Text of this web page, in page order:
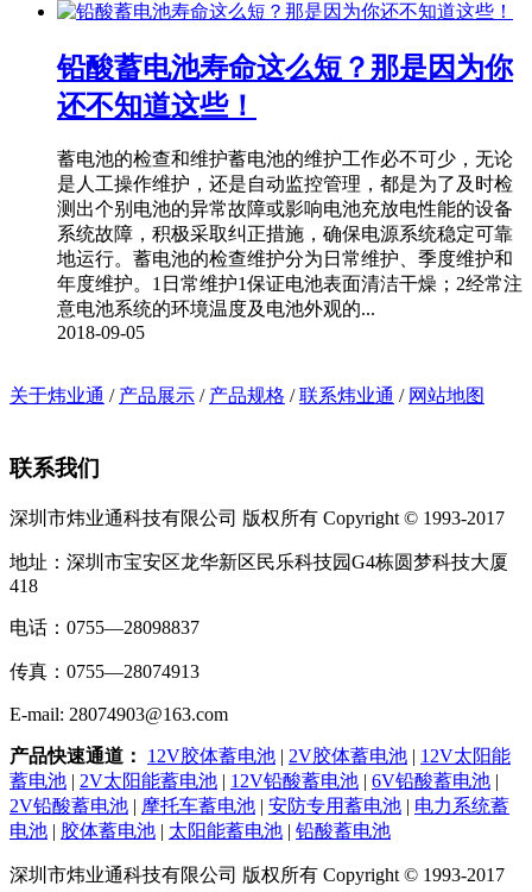
铅酸蓄电池寿命这么短？那是因为你
还不知道这些！
蓄电池的检查和维护蓄电池的维护工作必不可少，无论
是人工操作维护，还是自动监控管理，都是为了及时检
测出个别电池的异常故障或影响电池充放电性能的设备
系统故障，积极采取纠正措施，确保电源系统稳定可靠
地运行。蓄电池的检查维护分为日常维护、季度维护和
年度维护。1日常维护1保证电池表面清洁干燥；2经常注
意电池系统的环境温度及电池外观的...
2018-09-05
关于炜业通 / 产品展示 / 产品规格 /联系炜业通 / 网站地图
联系我们
深圳市炜业通科技有限公司 版权所有 Copyright © 1993-2017
地址：深圳市宝安区龙华新区民乐科技园G4栋圆梦科技大厦
418
电话：0755—28098837
传真：0755—28074913
E-mail: 28074903@163.com
产品快速通道： 12V胶体蓄电池 | 2V胶体蓄电池 | 12V太阳能
蓄电池 | 2V太阳能蓄电池 | 12V铅酸蓄电池 | 6V铅酸蓄电池 |
2V铅酸蓄电池 | 摩托车蓄电池 | 安防专用蓄电池 | 电力系统蓄
电池 | 胶体蓄电池 | 太阳能蓄电池 | 铅酸蓄电池
深圳市炜业通科技有限公司 版权所有 Copyright © 1993-2017